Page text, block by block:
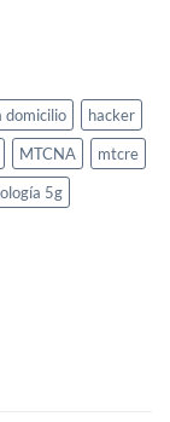
domicilio
hacker
MTCNA
mtcre
5g